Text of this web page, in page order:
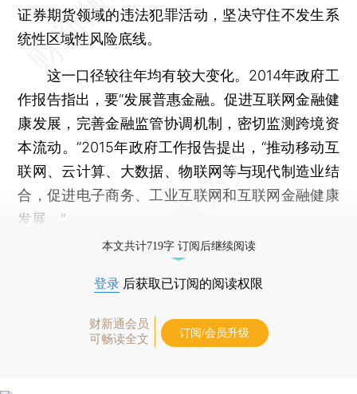
证券期货领域的违法犯罪活动，坚决守住不发生系
统性区域性风险底线。
这一口径较往年均有较大变化。2014年政府工
作报告指出，要“发展普惠金融。促进互联网金融健
康发展，完善金融监管协调机制，密切监测跨境资
本流动。”2015年政府工作报告提出，“推动移动互
联网、云计算、大数据、物联网等与现代制造业结
合，促进电子商务、工业互联网和互联网金融健康
发展。”
本文共计719字 订阅后继续阅读
登录 后获取已订阅的阅读权限
财新通会员
可畅读全文
订阅/会员升级